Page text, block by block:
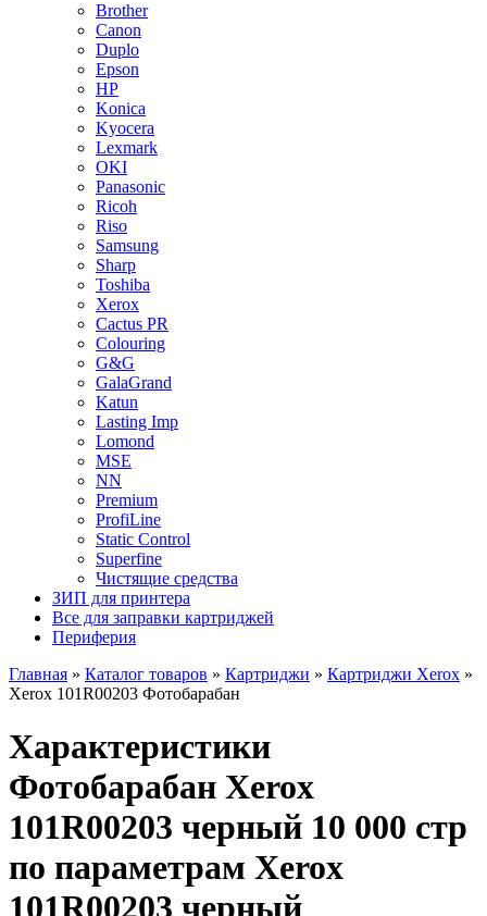
Brother
Canon
Duplo
Epson
HP
Konica
Kyocera
Lexmark
OKI
Panasonic
Ricoh
Riso
Samsung
Sharp
Toshiba
Xerox
Cactus PR
Colouring
G&G
GalaGrand
Katun
Lasting Imp
Lomond
MSE
NN
Premium
ProfiLine
Static Control
Superfine
Чистящие средства
ЗИП для принтера
Все для заправки картриджей
Периферия
Главная » Каталог товаров » Картриджи » Картриджи Xerox »
Xerox 101R00203 Фотобарабан
Характеристики
Фотобарабан Xerox
101R00203 черный 10 000 стр
по параметрам Xerox
101R00203 черный